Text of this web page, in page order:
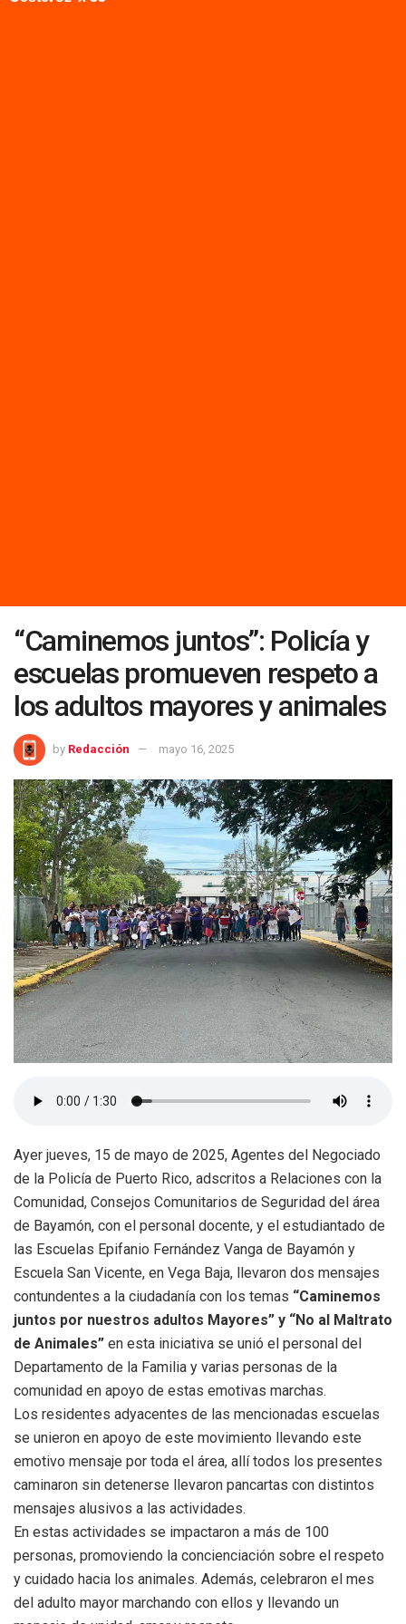
“Caminemos juntos”: Policía y
escuelas promueven respeto a
los adultos mayores y animales
by Redacción mayo 16, 2025
Ayer jueves, 15 de mayo de 2025, Agentes del Negociado
de la Policía de Puerto Rico, adscritos a Relaciones con la
Comunidad, Consejos Comunitarios de Seguridad del área
de Bayamón, con el personal docente, y el estudiantado de
las Escuelas Epifanio Fernández Vanga de Bayamón y
Escuela San Vicente, en Vega Baja, llevaron dos mensajes
contundentes a la ciudadanía con los temas “Caminemos
juntos por nuestros adultos Mayores” y “No al Maltrato
de Animales” en esta iniciativa se unió el personal del
Departamento de la Familia y varias personas de la
comunidad en apoyo de estas emotivas marchas.
Los residentes adyacentes de las mencionadas escuelas
se unieron en apoyo de este movimiento llevando este
emotivo mensaje por toda el área, allí todos los presentes
caminaron sin detenerse llevaron pancartas con distintos
mensajes alusivos a las actividades.
En estas actividades se impactaron a más de 100
personas, promoviendo la concienciación sobre el respeto
y cuidado hacia los animales. Además, celebraron el mes
del adulto mayor marchando con ellos y llevando un